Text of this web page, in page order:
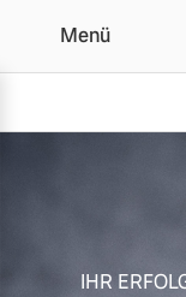
Volvo
Menü
6 Modelle
IHR